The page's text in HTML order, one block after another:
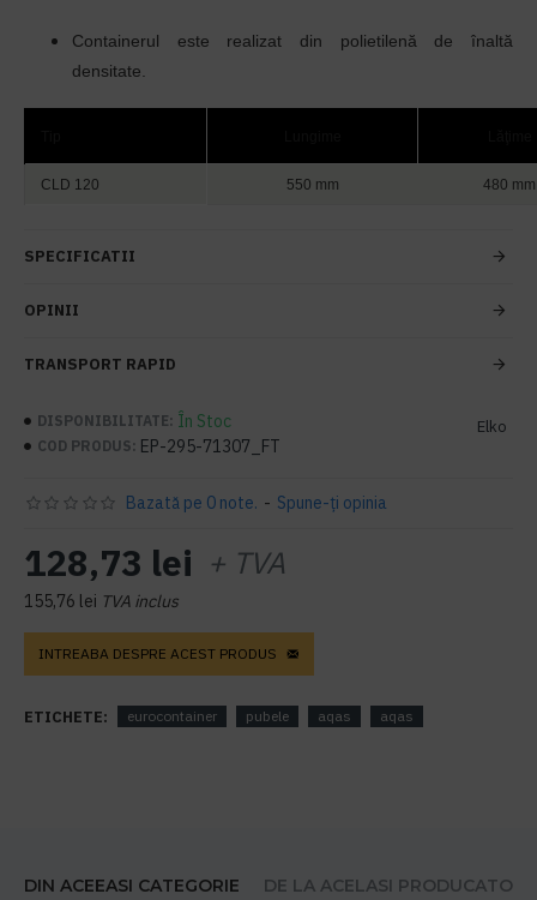
Containerul este realizat din polietilenă de înaltă
densitate
CLD 120 550 mm 480 mm
SPECIFICATII
OPINII
TRANSPORT RAPID
DISPONIBILITATE: În Stoc
COD PRODUS: EP-295-71307_FT
Elko
Bazată pe 0 note. - Spune-ţi opinia
128,73 lei + TVA
155,76 lei TVA inclus
INTREABA DESPRE ACEST PRODUS
ETICHETE: eurocontainer pubele aqas aqas
DIN ACEEASI CATEGORIE DE LA ACELASI PRODUCATOR